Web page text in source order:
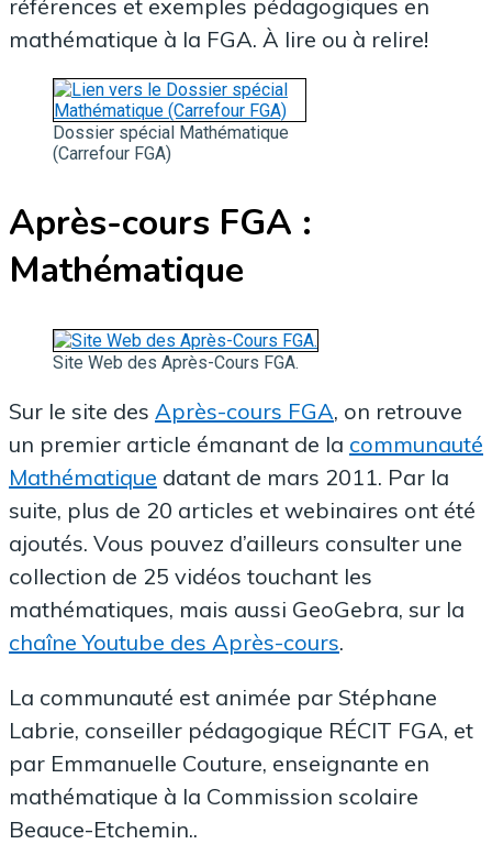
références et exemples pédagogiques en
mathématique à la FGA. À lire ou à relire!
Dossier spécial Mathématique
(Carrefour FGA)
Après-cours FGA :
Mathématique
Site Web des Après-Cours FGA.
Sur le site des Après-cours FGA, on retrouve
un premier article émanant de la communauté
Mathématique datant de mars 2011. Par la
suite, plus de 20 articles et webinaires ont été
ajoutés. Vous pouvez d’ailleurs consulter une
collection de 25 vidéos touchant les
mathématiques, mais aussi GeoGebra, sur la
chaîne Youtube des Après-cours.
La communauté est animée par Stéphane
Labrie, conseiller pédagogique RÉCIT FGA, et
par Emmanuelle Couture, enseignante en
mathématique à la Commission scolaire
Beauce-Etchemin..